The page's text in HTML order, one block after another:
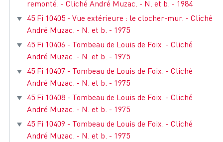
remonté. - Cliché André Muzac. - N. et b. - 1984
45 Fi 10405 - Vue extérieure : le clocher-mur. - Cliché
André Muzac. - N. et b. - 1975
45 Fi 10406 - Tombeau de Louis de Foix. - Cliché
André Muzac. - N. et b. - 1975
45 Fi 10407 - Tombeau de Louis de Foix. - Cliché
André Muzac. - N. et b. - 1975
45 Fi 10408 - Tombeau de Louis de Foix. - Cliché
André Muzac. - N. et b. - 1975
45 Fi 10409 - Tombeau de Louis de Foix. - Cliché
André Muzac. - N. et b. - 1975